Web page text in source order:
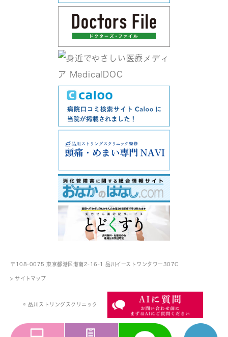
〒108-0075 東京都港区港南2-16-1 品川イーストワンタワー307C
> サイトマップ
© 品川ストリングスクリニック